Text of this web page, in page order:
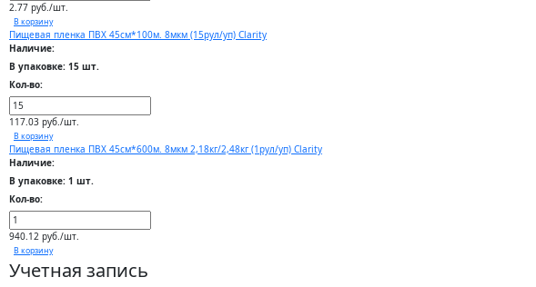
2.77 руб./шт.
В корзину
Пищевая пленка ПВХ 45см*100м. 8мкм (15рул/уп) Clarity
Наличие:
В упаковке: 15 шт.
Кол-во:
117.03 руб./шт.
В корзину
Пищевая пленка ПВХ 45см*600м. 8мкм 2,18кг/2,48кг (1рул/уп) Clarity
Наличие:
В упаковке: 1 шт.
Кол-во:
940.12 руб./шт.
В корзину
Учетная запись